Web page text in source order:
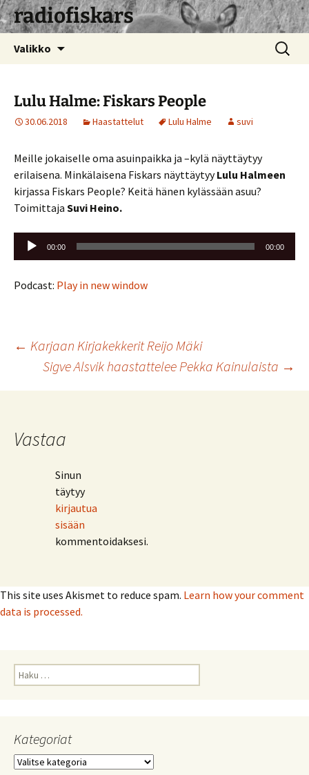
radiofiskars
Valikko Haku:
Lulu Halme: Fiskars People
30.06.2018 Haastattelut Lulu Halme suvi
Meille jokaiselle oma asuinpaikka ja –kylä näyttäytyy
erilaisena. Minkälaisena Fiskars näyttäytyyLulu Halmeen
kirjassa Fiskars People? Keitä hänen kylässään asuu?
Toimittaja Suvi Heino.
Äänitoistin
00:00 00:00
Podcast: Play in new window
Artikkelien
selaus
← Karjaan Kirjakekkerit Reijo Mäki
Sigve Alsvik haastattelee Pekka Kainulaista →
Vastaa
Sinun
täytyy
kirjautua
sisään
kommentoidaksesi.
This site uses Akismet to reduce spam. Learn how your comment
data is processed.
Haku:
Kategoriat
Kategoriat